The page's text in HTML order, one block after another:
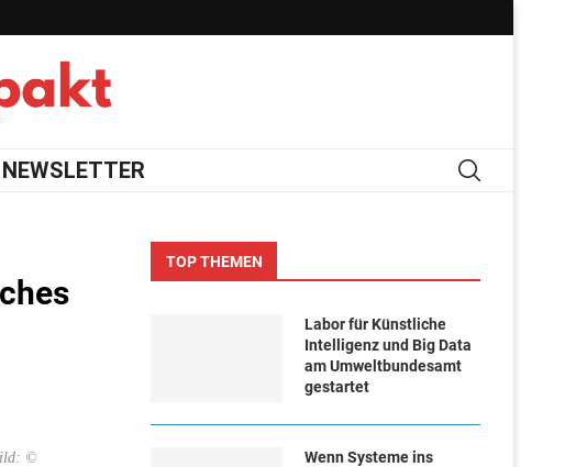
NEWSLETTER
©
TOP THEMEN
Labor für Künstliche
Intelligenz und Big Data
am Umweltbundesamt
gestartet
Wenn Systeme ins